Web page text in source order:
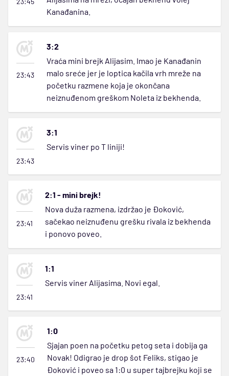
Kanađanina.
23:43
3:2
Vraća mini brejk Alijasim. Imao je Kanađanin
malo sreće jer je loptica kačila vrh mreže na
početku razmene koja je okončana
neiznuđenom greškom Noleta iz bekhenda.
23:43
3:1
Servis viner po T liniji!
23:41
2:1 - mini brejk!
Nova duža razmena, izdržao je Đoković,
sačekao neiznuđenu grešku rivala iz bekhenda
i ponovo poveo.
23:41
1:1
Servis viner Alijasima. Novi egal.
23:40
1:0
Sjajan poen na početku petog seta i dobija ga
Novak! Odigrao je drop šot Feliks, stigao je
Đoković i poveo sa 1:0 u super tajbrejku koji se